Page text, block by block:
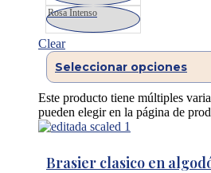
Rosa Intenso
Clear
Seleccionar opciones
Este producto tiene múltiples
pueden elegir en la página de
Brasier clasico en